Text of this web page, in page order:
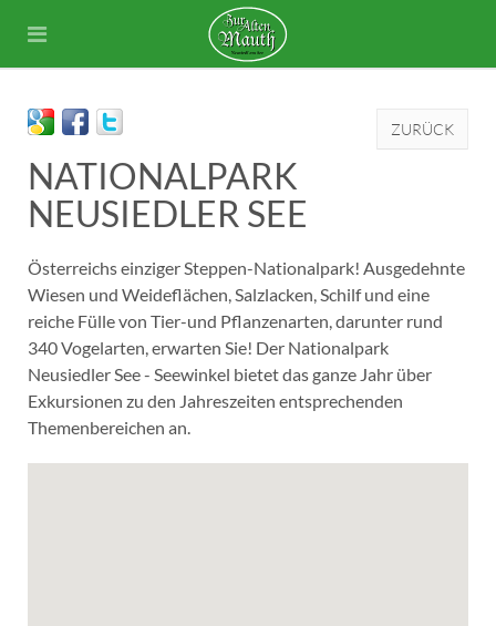
ZURÜCK
NATIONALPARK
NEUSIEDLER SEE
Österreichs einziger Steppen-Nationalpark! Ausgedehnte
Wiesen und Weideflächen, Salzlacken, Schilf und eine
reiche Fülle von Tier-und Pflanzenarten, darunter rund
340 Vogelarten, erwarten Sie! Der Nationalpark
Neusiedler See - Seewinkel bietet das ganze Jahr über
Exkursionen zu den Jahreszeiten entsprechenden
Themenbereichen an.